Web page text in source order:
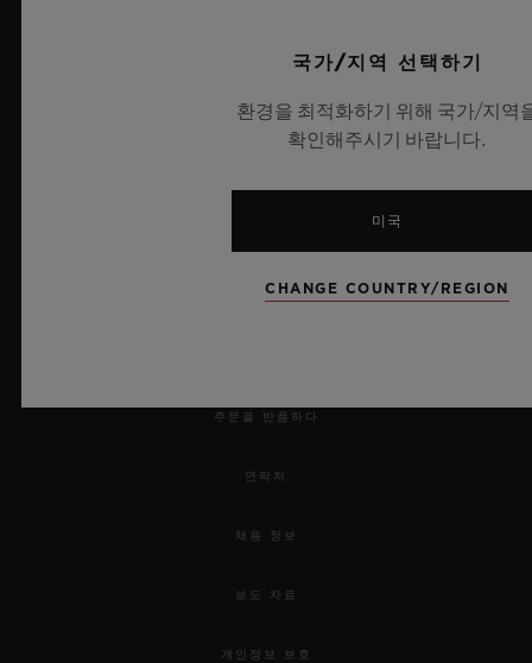
예약하기
주문을 반품하다
연락처
채용 정보
보도 자료
개인정보 보호
국가/지역 선택하기
환경을 최적화하기 위해 국가/지역
확인해주시기 바랍니다.
미국
CHANGE COUNTRY/REGION